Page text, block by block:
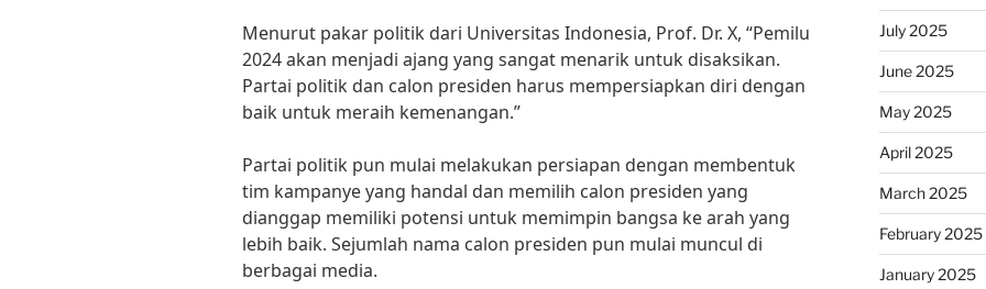
Menurut pakar politik dari Universitas Indonesia, Prof. Dr. X, “Pemilu
2024 akan menjadi ajang yang sangat menarik untuk disaksikan.
Partai politik dan calon presiden harus mempersiapkan diri dengan
baik untuk meraih kemenangan.”
Partai politik pun mulai melakukan persiapan dengan membentuk
tim kampanye yang handal dan memilih calon presiden yang
dianggap memiliki potensi untuk memimpin bangsa ke arah yang
lebih baik. Sejumlah nama calon presiden pun mulai muncul di
berbagai media.
July 2025
June 2025
May 2025
April 2025
March 2025
February 2025
January 2025